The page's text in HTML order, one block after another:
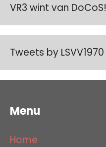
VR3 wint van DoCoS!
Tweets by LSVV1970
Menu
Home